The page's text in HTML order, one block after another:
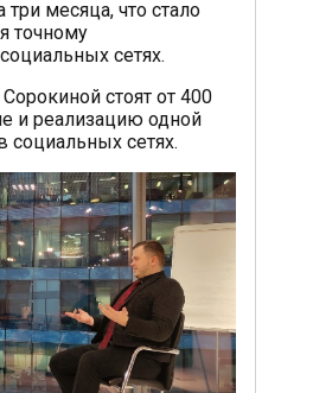
три месяца, что стало
точному
сетях.
стоят от 400
и реализацию одной
социальных сетях.